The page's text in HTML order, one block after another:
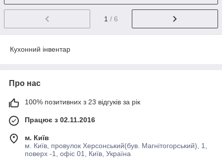
1 / 6
Кухонний інвентар
Про нас
100% позитивних з 23 відгуків за рік
Працює з 02.11.2016
м. Київ
м. Київ, провулок Херсонський(був. Магнітогорський), 1,
поверх -1, офіс 01, Київ, Україна